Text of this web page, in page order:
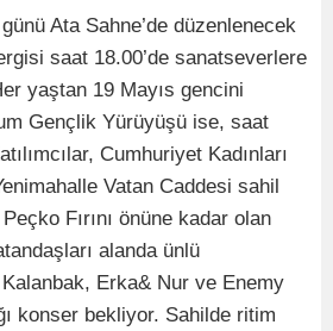
Ata Sahne’de düzenlenecek
saat 18.00’de sanatseverlere
yaştan 19 Mayıs gencini
Gençlik Yürüyüşü ise, saat
Cumhuriyet Kadınları
Vatan Caddesi sahil
Fırını önüne kadar olan
alanda ünlü
Erka& Nur ve Enemy
konser bekliyor. Sahilde ritim